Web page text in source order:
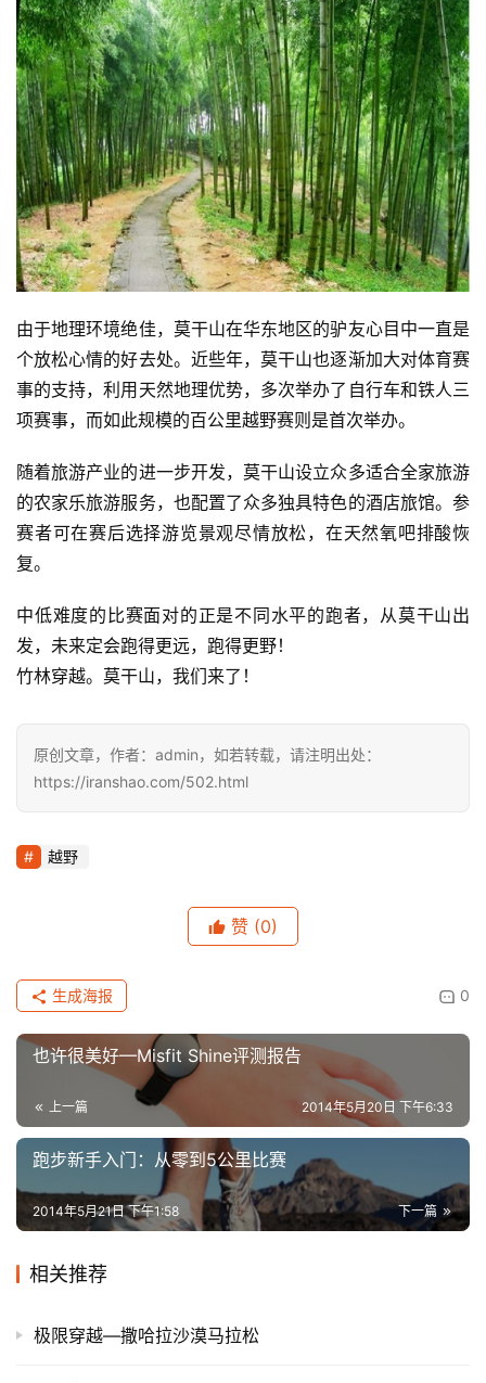
赛
观
察
装
备
训
视
频
户
精
选
运
由于地理环境绝佳，莫干山在华东地区的驴友心目中一直是
个放松心情的好去处。近些年，莫干山也逐渐加大对体育赛
事的支持，利用天然地理优势，多次举办了自行车和铁人三
项赛事，而如此规模的百公里越野赛则是首次举办。
随着旅游产业的进一步开发，莫干山设立众多适合全家旅游
的农家乐旅游服务，也配置了众多独具特色的酒店旅馆。参
赛者可在赛后选择游览景观尽情放松，在天然氧吧排酸恢
复。
中低难度的比赛面对的正是不同水平的跑者，从莫干山出
发，未来定会跑得更远，跑得更野！
竹林穿越。莫干山，我们来了！
原创文章，作者：admin，如若转载，请注明出处：
https://iranshao.com/502.html
越野
赞 (0)
0
生成海报
也许很美好—Misfit Shine评测报告
上一篇 2014年5月20日 下午6:33
跑步新手入门：从零到5公里比赛
下一篇
2014年5月21日 下午1:58
相关推荐
极限穿越—撒哈拉沙漠马拉松